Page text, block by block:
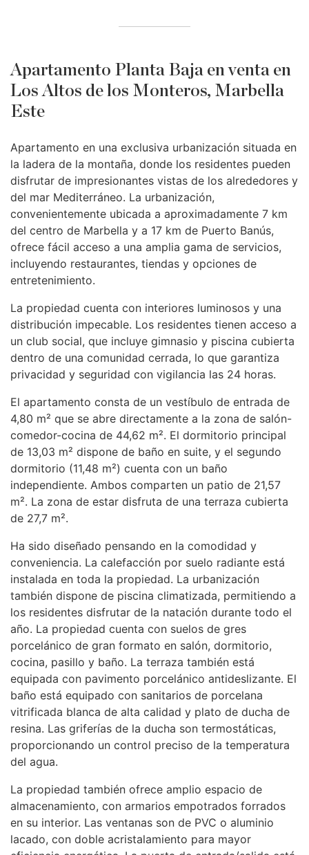
Apartamento Planta Baja en venta en
Los Altos de los Monteros, Marbella
Este
Apartamento en una exclusiva urbanización situada en
la ladera de la montaña, donde los residentes pueden
disfrutar de impresionantes vistas de los alrededores y
del mar Mediterráneo. La urbanización,
convenientemente ubicada a aproximadamente 7 km
del centro de Marbella y a 17 km de Puerto Banús,
ofrece fácil acceso a una amplia gama de servicios,
incluyendo restaurantes, tiendas y opciones de
entretenimiento.
La propiedad cuenta con interiores luminosos y una
distribución impecable. Los residentes tienen acceso a
un club social, que incluye gimnasio y piscina cubierta
dentro de una comunidad cerrada, lo que garantiza
privacidad y seguridad con vigilancia las 24 horas.
El apartamento consta de un vestíbulo de entrada de
4,80 m² que se abre directamente a la zona de salón-
comedor-cocina de 44,62 m². El dormitorio principal
de 13,03 m² dispone de baño en suite, y el segundo
dormitorio (11,48 m²) cuenta con un baño
independiente. Ambos comparten un patio de 21,57
m². La zona de estar disfruta de una terraza cubierta
de 27,7 m².
Ha sido diseñado pensando en la comodidad y
conveniencia. La calefacción por suelo radiante está
instalada en toda la propiedad. La urbanización
también dispone de piscina climatizada, permitiendo a
los residentes disfrutar de la natación durante todo el
año. La propiedad cuenta con suelos de gres
porcelánico de gran formato en salón, dormitorio,
cocina, pasillo y baño. La terraza también está
equipada con pavimento porcelánico antideslizante. El
baño está equipado con sanitarios de porcelana
vitrificada blanca de alta calidad y plato de ducha de
resina. Las griferías de la ducha son termostáticas,
proporcionando un control preciso de la temperatura
del agua.
La propiedad también ofrece amplio espacio de
almacenamiento, con armarios empotrados forrados
en su interior. Las ventanas son de PVC o aluminio
lacado, con doble acristalamiento para mayor